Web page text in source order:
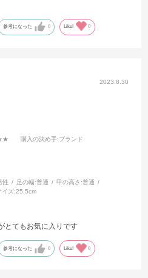
参考になった 0 Like! 0
2023.8.30
購入の決め手:ブランド
性 足の幅:普通 甲の高さ:普通
イズ:25.5cm
とてもお気に入りです
参考になった 0 Like! 0